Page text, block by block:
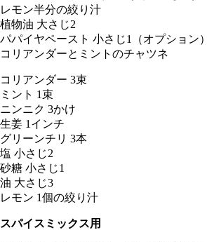
レモン半分の絞り汁
植物油 大さじ2
パパイヤペースト 小さじ1（オプション）
コリアンダーとミントのチャツネ
コリアンダー 3束
ミント 1束
ニンニク 3かけ
生姜 1インチ
グリーンチリ 3本
塩 小さじ2
砂糖 小さじ1
油 大さじ3
レモン 1個の絞り汁
スパイスミックス用